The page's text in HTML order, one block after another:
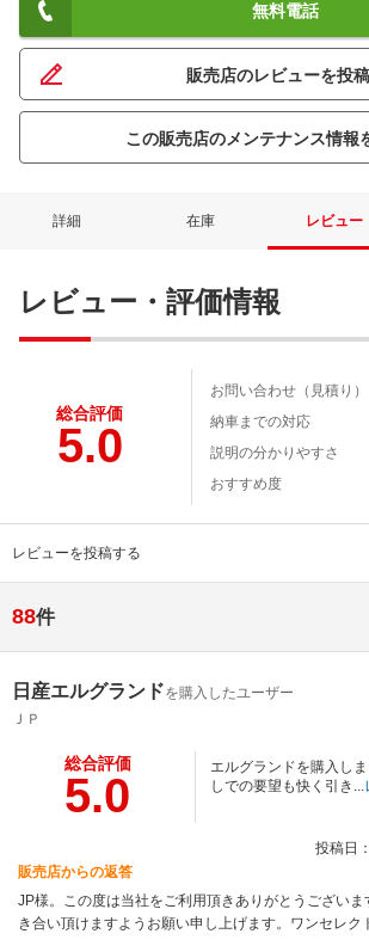
無料電話
販売店のレビューを投
この販売店のメンテナンス情報
詳細 在庫 レビュー
レビュー・評価情報
総合評価
5.0
お問い合わせ（見積り）
納車までの対応
説明の分かりやすさ
おすすめ度
レビューを投稿する
88件
日産エルグランドを購入したユーザー
ＪＰ
総合評価
5.0
エルグランドを購入し
しでの要望も快く引き...
投稿日
販売店からの返答
JP様。この度は当社をご利用頂きありがとうござい
き合い頂けますようお願い申し上げます。ワンセレク